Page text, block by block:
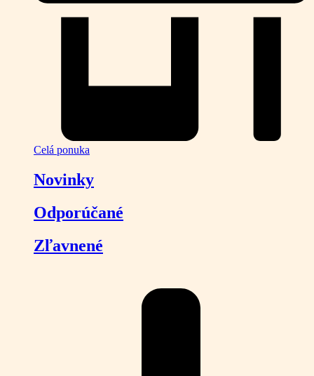
Celá ponuka
Novinky
Odporúčané
Zľavnené